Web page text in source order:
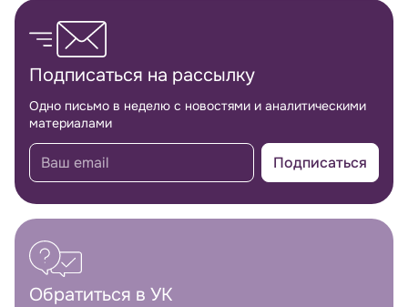
Обратная связь
Подписаться на рассылку
Одно письмо в неделю с новостями и аналитическими
материалами
Подписаться
Обратиться в УК